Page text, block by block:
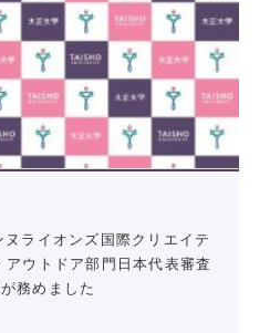
ヌライオンズ国際クリエイテ
ウトドア部門日本代表審査
務めました